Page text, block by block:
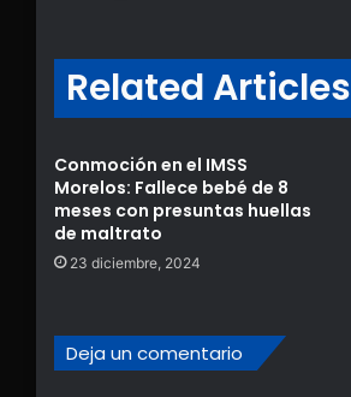
Related Articles
Conmoción en el IMSS
Morelos: Fallece bebé de 8
meses con presuntas huellas
de maltrato
23 diciembre, 2024
Deja un comentario